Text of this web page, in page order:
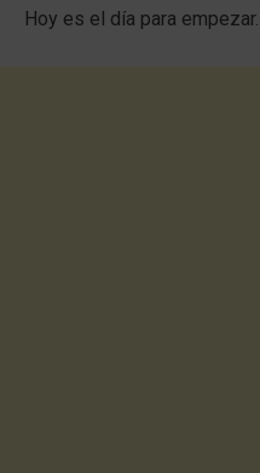
Hoy es el día para empezar.